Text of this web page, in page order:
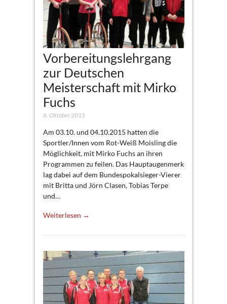
Vorbereitungslehrgang
zur Deutschen
Meisterschaft mit Mirko
Fuchs
6. Oktober 2015
Am 03.10. und 04.10.2015 hatten die
Sportler/Innen vom Rot-Weiß Moisling die
Möglichkeit, mit Mirko Fuchs an ihren
Programmen zu feilen. Das Hauptaugenmerk
lag dabei auf dem Bundespokalsieger-Vierer
mit Britta und Jörn Clasen, Tobias Terpe
und…
Weiterlesen →